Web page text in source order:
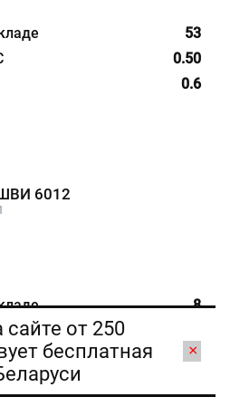
53
0.50
0.6
6012
8
6
сайте от 250
бесплатная
×